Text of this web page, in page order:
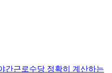
간근로수당 정확히 계산하는